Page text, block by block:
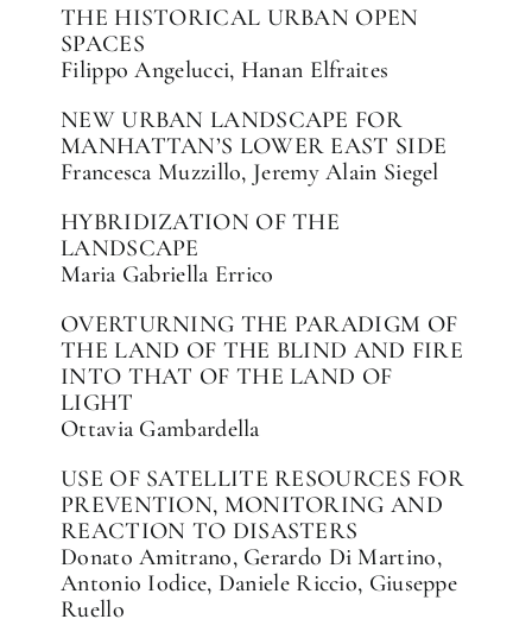
THE HISTORICAL URBAN OPEN
SPACES
Filippo Angelucci, Hanan Elfraites
NEW URBAN LANDSCAPE FOR
MANHATTAN’S LOWER EAST SIDE
Francesca Muzzillo, Jeremy Alain Siegel
HYBRIDIZATION OF THE
LANDSCAPE
Maria Gabriella Errico
OVERTURNING THE PARADIGM OF
THE LAND OF THE BLIND AND FIRE
INTO THAT OF THE LAND OF
LIGHT
Ottavia Gambardella
USE OF SATELLITE RESOURCES FOR
PREVENTION, MONITORING AND
REACTION TO DISASTERS
Donato Amitrano, Gerardo Di Martino,
Antonio Iodice, Daniele Riccio, Giuseppe
Ruello